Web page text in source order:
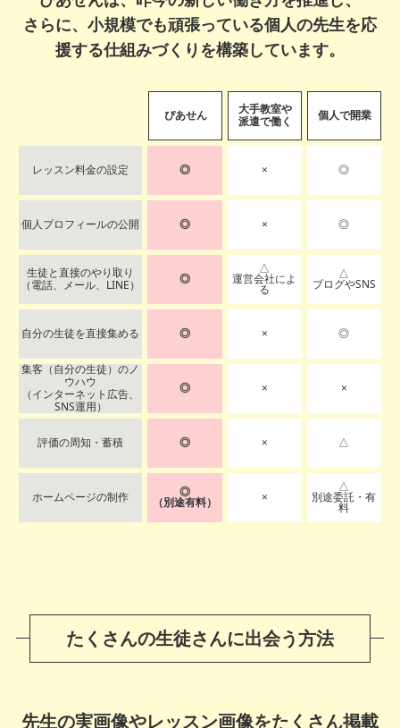
さらに、小規模でも頑張っている個人の先生を応
援する仕組みづくりを構築しています。
ぴあせん
大手教室や
派遣で働く
個人で開業
レッスン料金の設定 ◎ × ◎
個人プロフィールの公開 ◎ × ◎
生徒と直接のやり取り
（電話、メール、LINE）
◎
△
運営会社によ
る
△
ブログやSNS
自分の生徒を直接集める ◎ × ◎
集客（自分の生徒）のノ
ウハウ
（インターネット広告、
SNS運用）
◎ × ×
評価の周知・蓄積 ◎ × △
ホームページの制作 ◎
（別途有料） ×
△
別途委託・有
料
たくさんの生徒さんに出会う方法
先生の実画像やレッスン画像をたくさん掲載